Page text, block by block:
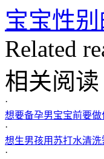
宝宝性别
Related
相关阅读
·
想要备孕男宝宝前要做
·
想生男孩用苏打水清
·